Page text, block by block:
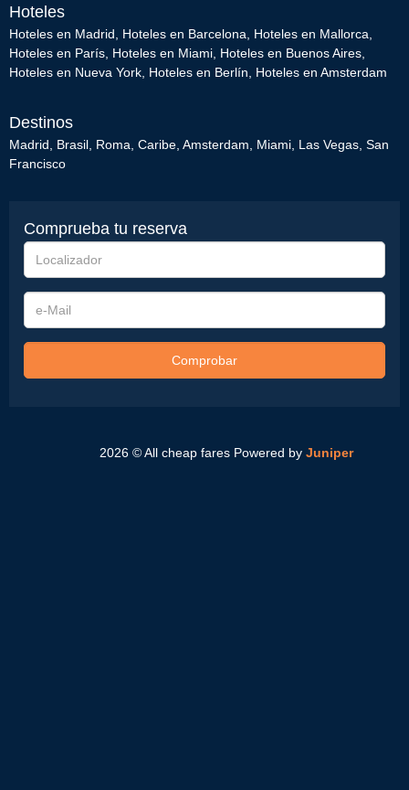
Hoteles
Hoteles en Madrid Hoteles en Barcelona Hoteles en Mallorca
Hoteles en París Hoteles en Miami Hoteles en Buenos Aires
Hoteles en Nueva York Hoteles en Berlín Hoteles en Amsterdam
Destinos
Madrid Brasil Roma Caribe Amsterdam Miami Las Vegas San
Francisco
Comprueba tu reserva
Localizador
e-
Mail
Comprobar
2026 © All cheap fares Powered by Juniper